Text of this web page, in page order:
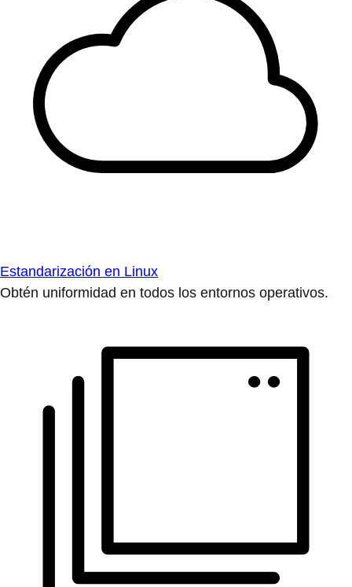
Estandarización en Linux
Obtén uniformidad en todos los entornos operativos.